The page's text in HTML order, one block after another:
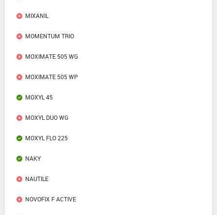
MIXANIL
MOMENTUM TRIO
MOXIMATE 505 WG
MOXIMATE 505 WP
MOXYL 45
MOXYL DUO WG
MOXYL FLO 225
NAKY
NAUTILE
NOVOFIX F ACTIVE